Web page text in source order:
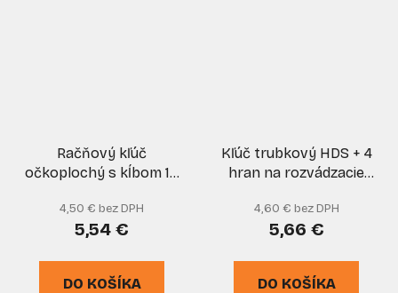
Račňový kľúč
očkoplochý s kĺbom 16
4,50 € bez DPH
5,54 €
DO KOŠÍKA
Kľúč trubkový HDS + 4
hran na rozvádzacie
4,60 € bez DPH
5,66 €
DO KOŠÍKA